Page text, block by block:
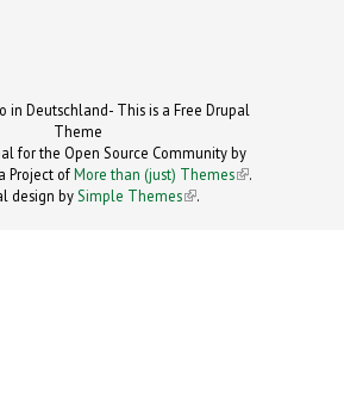
in Deutschland- This is a Free Drupal
Theme
for the Open Source Community by
is external)
, a Project ofMore than (just) Themes (link is
.
design by Simple Themes
(link is
.